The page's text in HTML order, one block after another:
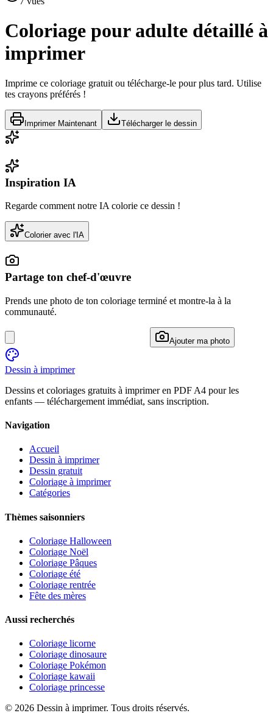
Coloriage pour adulte détaillé à
imprimer
Imprime ce coloriage gratuit ou télécharge-le pour plus tard. Utilise
tes crayons préférés !
Imprimer Maintenant Télécharger le dessin
Inspiration IA
Regarde comment notre IA colorie ce dessin !
Colorier avec l'IA
Partage ton chef-d'œuvre
Prends une photo de ton coloriage terminé et montre-la à la
communauté.
Ajouter ma photo
Dessin à imprimer
Dessins et coloriages gratuits à imprimer en PDF A4 pour les
enfants — téléchargement immédiat, sans inscription.
Navigation
Accueil
Dessin à imprimer
Dessin gratuit
Coloriage à imprimer
Catégories
Thèmes saisonniers
Coloriage Halloween
Coloriage Noël
Coloriage Pâques
Coloriage été
Coloriage rentrée
Fête des mères
Aussi recherchés
Coloriage licorne
Coloriage dinosaure
Coloriage Pokémon
Coloriage kawaii
Coloriage princesse
© 2026 Dessin à imprimer. Tous droits réservés.